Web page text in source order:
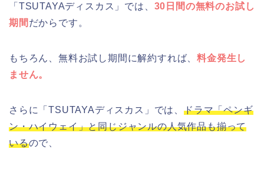
「TSUTAYAディスカス」では、 30日間の無料のお試し
期間 だからです。
もちろん、無料お試し期間に解約すれば、料金発生し
ません。
さらに「TSUTAYAディスカス」では、 ドラマ「ペンギ
ン・ハイウェイ」と同じジャンルの人気作品も揃って
いるので、